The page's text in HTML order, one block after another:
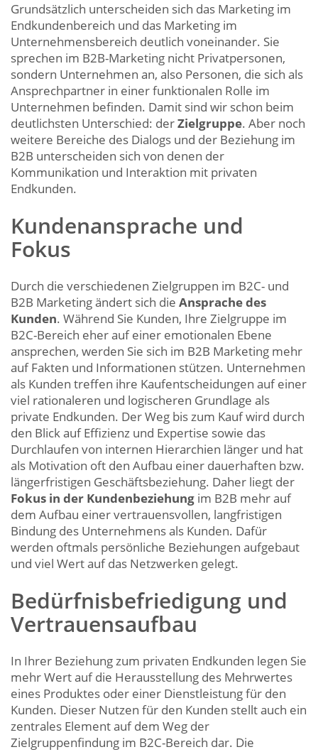
Grundsätzlich unterscheiden sich das Marketing im
Endkundenbereich und das Marketing im
Unternehmensbereich deutlich voneinander. Sie
sprechen im B2B-Marketing nicht Privatpersonen,
sondern Unternehmen an, also Personen, die sich als
Ansprechpartner in einer funktionalen Rolle im
Unternehmen befinden. Damit sind wir schon beim
deutlichsten Unterschied: derZielgruppe. Aber noch
weitere Bereiche des Dialogs und der Beziehung im
B2B unterscheiden sich von denen der
Kommunikation und Interaktion mit privaten
Endkunden.
Kundenansprache und
Fokus
Durch die verschiedenen Zielgruppen im B2C- und
B2B Marketing ändert sich die Ansprache des
Kunden. Während Sie Kunden, Ihre Zielgruppe im
B2C-Bereich eher auf einer emotionalen Ebene
ansprechen, werden Sie sich im B2B Marketing mehr
auf Fakten und Informationen stützen. Unternehmen
als Kunden treffen ihre Kaufentscheidungen auf einer
viel rationaleren und logischeren Grundlage als
private Endkunden. Der Weg bis zum Kauf wird durch
den Blick auf Effizienz und Expertise sowie das
Durchlaufen von internen Hierarchien länger und hat
als Motivation oft den Aufbau einer dauerhaften bzw.
längerfristigen Geschäftsbeziehung. Daher liegt der
Fokus in der Kundenbeziehung im B2B mehrauf
dem Aufbau einer vertrauensvollen, langfristigen
Bindung des Unternehmens als Kunden. Dafür
werden oftmals persönliche Beziehungen aufgebaut
und viel Wert auf das Netzwerken gelegt.
Bedürfnisbefriedigung und
Vertrauensaufbau
In Ihrer Beziehung zum privaten Endkunden legen Sie
mehr Wert auf die Herausstellung des Mehrwertes
eines Produktes oder einer Dienstleistung für den
Kunden. Dieser Nutzen für den Kunden stellt auch ein
zentrales Element auf dem Weg der
Zielgruppenfindung im B2C-Bereich dar. Die